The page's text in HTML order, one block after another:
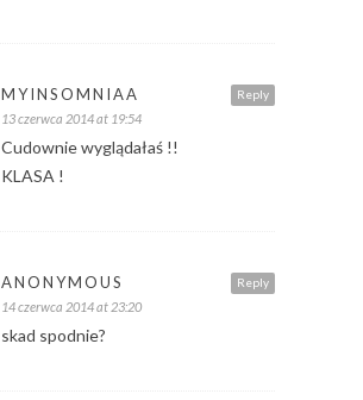
Reply
MYINSOMNIAA
13 czerwca 2014 at 19:54
Cudownie wyglądałaś !!
KLASA !
Reply
ANONYMOUS
14 czerwca 2014 at 23:20
skad spodnie?